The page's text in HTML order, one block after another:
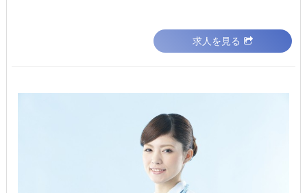
求人を見る